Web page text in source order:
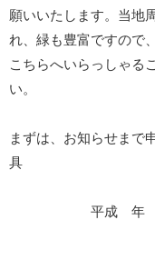
願いいたします。当地
れ、緑も豊富ですので
こちらへいらっしゃる
い。
まずは、お知らせま
平成 年